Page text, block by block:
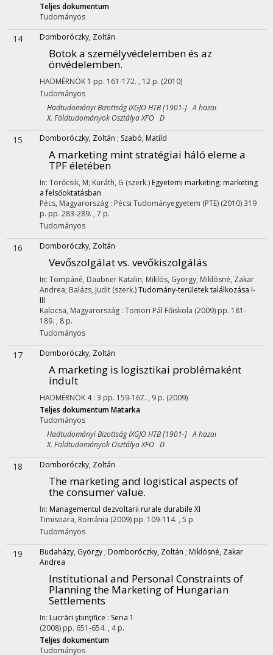
Teljes dokumentum
Tudományos
14 Domboróczky, Zoltán
Botok a személyvédelemben és az
önvédelemben.
HADMÉRNÖK 1 pp. 161-172. , 12 p. (2010)
Tudományos
Hadtudományi Bizottság IXGJO HTB [1901-] A hazai
X. Földtudományok Osztálya XFO D
15 Domboróczky, Zoltán ; Szabó, Matild
A marketing mint stratégiai háló eleme a
TPF életében
In: Törőcsik, M; Kuráth, G (szerk.) Egyetemi marketing: marketing
a felsőoktatásban
Pécs, Magyarország : Pécsi Tudományegyetem (PTE) (2010)319
p. pp. 283-289. , 7 p.
Tudományos
16 Domboróczky, Zoltán
Vevőszolgálat vs. vevőkiszolgálás
In: Tompáné, Daubner Katalin; Miklós, György; Miklósné, Zakar
Andrea; Balázs, Judit (szerk.)Tudomány-területek találkozása I-
III
Kalocsa, Magyarország : Tomori Pál Főiskola (2009) pp. 181-
189. , 8 p.
Tudományos
17 Domboróczky, Zoltán
A marketing is logisztikai problémaként
indult
HADMÉRNÖK 4: 3 pp. 159-167. , 9 p. (2009)
Teljes dokumentumMatarka
Tudományos
Hadtudományi Bizottság IXGJO HTB [1901-] A hazai
X. Földtudományok Osztálya XFO D
18 Domboróczky, Zoltán
The marketing and logistical aspects of
the consumer value.
In: Managementul dezvoltarii rurale durabile XI
Timisoara, Románia (2009) pp. 109-114. , 5 p.
Tudományos
19 Budaházy, György ; Domboróczky, Zoltán ; Miklósné, Zakar
Andrea
Institutional and Personal Constraints of
Planning the Marketing of Hungarian
Settlements
In: Lucrãri ştiinţifice : Seria 1
(2008) pp. 651-654. , 4 p.
Teljes dokumentum
Tudományos